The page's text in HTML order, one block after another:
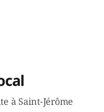
véhicule et aspergée
à Saint-Jérôme